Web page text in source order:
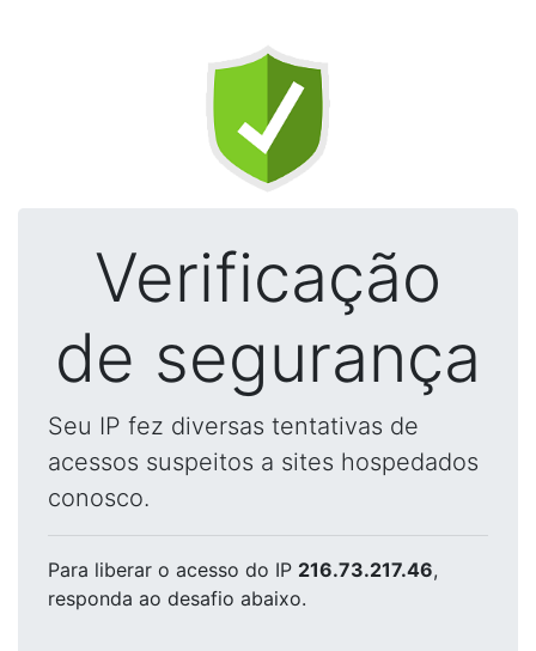
Verificação
de segurança
Seu IP fez diversas tentativas de
acessos suspeitos a sites hospedados
conosco.
Para liberar o acesso do IP 216.73.217.46,
responda ao desafio abaixo.